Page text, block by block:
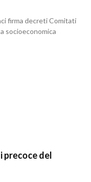
firma decreti Comitati
socioeconomica
precoce del